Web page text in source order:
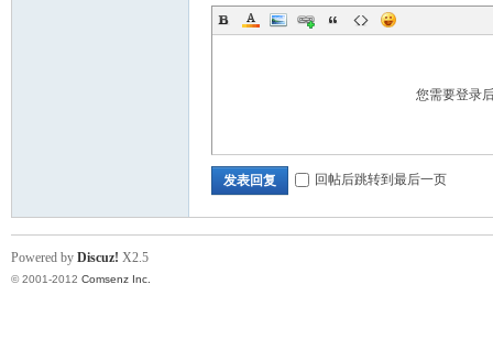
您需要登录
发表回复 回帖后跳转到最后一页
Powered by Discuz! X2.5
© 2001-2012 Comsenz Inc.